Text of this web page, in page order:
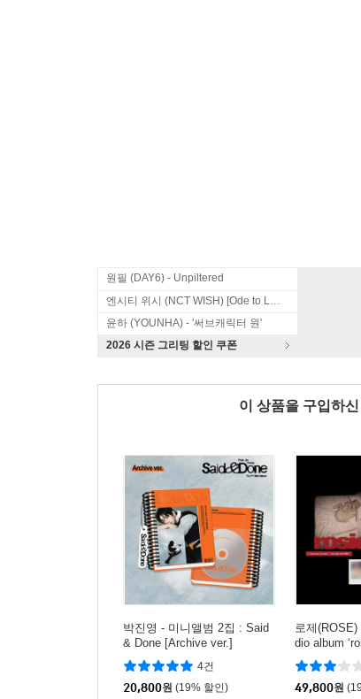
원필 (DAY6) - Unpiltered
엔시티 위시 (NCT WISH) [Ode to Love]
윤하 (YOUNHA) - '써브캐릭터 원'
2026 시즌 그리팅 할인 쿠폰
이 상품을 구입하신
박진영 - 미니앨범 2집 : Said
& Done [Archive ver.]
4건
20,800원 (19% 할인)
로제
dio album
rehollie
러 LP]
49,800원